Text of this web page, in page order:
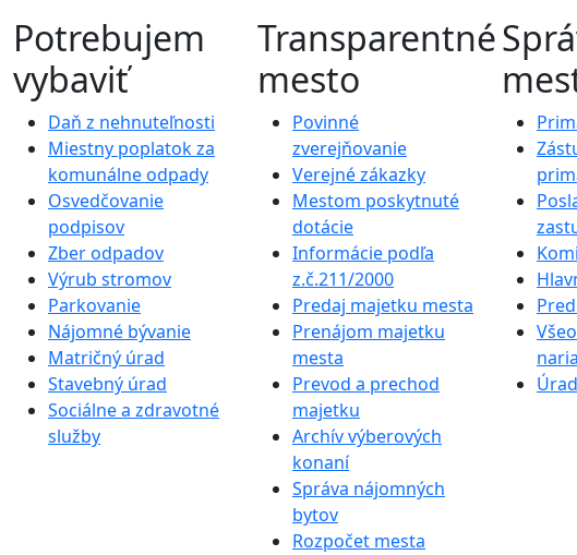
Potrebujem
vybaviť
Daň z nehnuteľnosti
Miestny poplatok za
komunálne odpady
Osvedčovanie
podpisov
Zber odpadov
Výrub stromov
Parkovanie
Nájomné bývanie
Matričný úrad
Stavebný úrad
Sociálne a zdravotné
služby
Transparentné
mesto
Povinné
zverejňovanie
Verejné zákazky
Mestom poskytnuté
dotácie
Informácie podľa
z.č.211/2000
Predaj majetku mesta
Prenájom majetku
mesta
Prevod a prechod
majetku
Archív výberových
konaní
Správa nájomných
bytov
Rozpočet mesta